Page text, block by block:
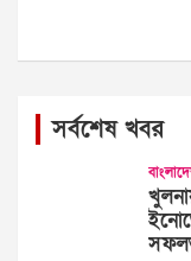
সর্বশেষ খবর